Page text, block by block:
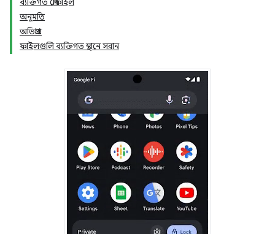
ব্যক্তিগত প্রোফাইল
অনুমতি
অভিপ্রায়
ফাইলগুলি ব্যক্তিগত স্থানে সরান